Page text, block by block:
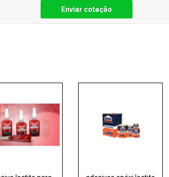
Enviar cotação